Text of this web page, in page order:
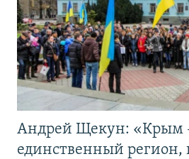
Андрей Щекун: «Крым
единственный регион,